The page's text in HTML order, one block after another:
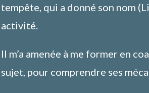
tempête, qui a donné son nom
activité.
Il m’a amenée à me former en
sujet, pour comprendre ses